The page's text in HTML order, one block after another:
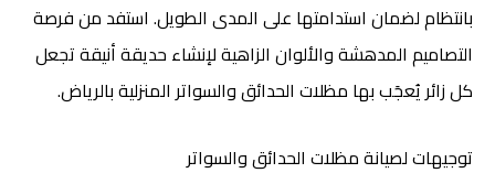
بانتظام لضمان استدامتها على المدى الطويل. استفد من فرصة
التصاميم المدهشة والألوان الزاهية لإنشاء حديقة أنيقة تجعل
كل زائر يُعجَب بها مظلات الحدائق والسواتر المنزلية بالرياض.
توجيهات لصيانة مظلات الحدائق والسواتر